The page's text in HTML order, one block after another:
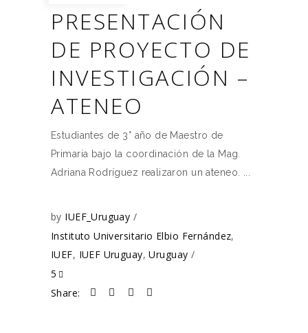
PRESENTACIÓN
DE PROYECTO DE
INVESTIGACIÓN –
ATENEO
Estudiantes de 3° año de Maestro de
Primaria bajo la coordinación de la Mag.
Adriana Rodríguez realizaron un ateneo.
by IUEF_Uruguay
Instituto Universitario Elbio Fernández,
IUEF, IUEF Uruguay,Uruguay
5
Share: